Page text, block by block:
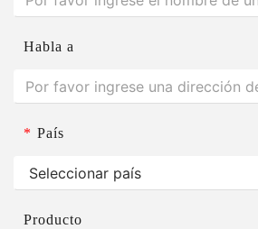
Habla a
* País
Producto